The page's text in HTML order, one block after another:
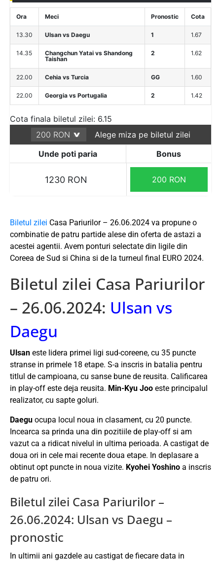
Ora Meci Pronostic Cota
13.30 Ulsan vs Daegu 1 1.67
14.35
Changchun Yatai vs Shandong
Taishan
2 1.62
22.00 Cehia vs Turcia GG 1.60
22.00 Georgia vs Portugalia 2 1.42
Cota finala biletul zilei: 6.15
Alege miza pe biletul zilei
Unde poti paria
Bonus
1230 RON 200 RON
Biletul zilei Casa Pariurilor – 26.06.2024 va propune o
combinatie de patru partide alese din oferta de astazi a
acestei agentii. Avem ponturi selectate din ligile din
Coreea de Sud si China si de la turneul final EURO 2024.
Biletul zilei Casa Pariurilor
– 26.06.2024: Ulsan vs
Daegu
Ulsan este lidera primei ligi sud-coreene, cu 35 puncte
stranse in primele 18 etape. S-a inscris in batalia pentru
titlul de campioana, cu sanse bune de reusita. Calificarea
in play-off este deja reusita. Min-Kyu Joo este principalul
realizator, cu sapte goluri.
Daegu ocupa locul noua in clasament, cu 20 puncte.
Incearca sa prinda una din pozitiile de play-off si am
vazut ca a ridicat nivelul in ultima perioada. A castigat de
doua ori in cele mai recente doua etape. In deplasare a
obtinut opt puncte in noua vizite. Kyohei Yoshino a inscris
de patru ori.
Biletul zilei Casa Pariurilor –
26.06.2024: Ulsan vs Daegu –
pronostic
In ultimii ani gazdele au castigat de fiecare data in